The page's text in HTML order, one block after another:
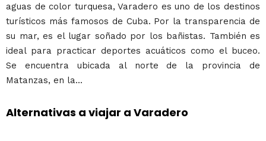
aguas de color turquesa, Varadero es uno de los destinos
turísticos más famosos de Cuba. Por la transparencia de
su mar, es el lugar soñado por los bañistas. También es
ideal para practicar deportes acuáticos como el buceo.
Se encuentra ubicada al norte de la provincia de
Matanzas, en la...
Alternativas a viajar a Varadero